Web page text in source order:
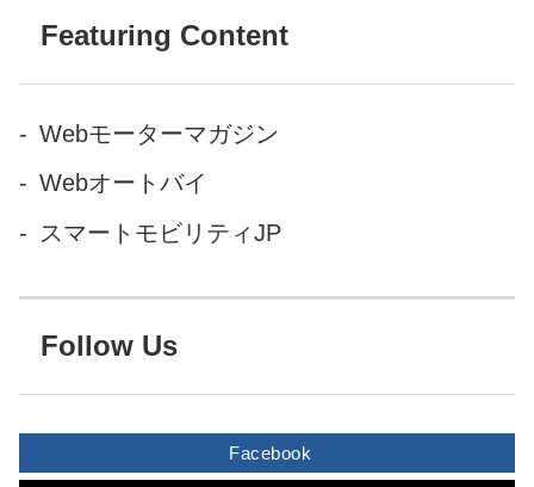
Featuring Content
Webモーターマガジン
Webオートバイ
スマートモビリティJP
Follow Us
Facebook